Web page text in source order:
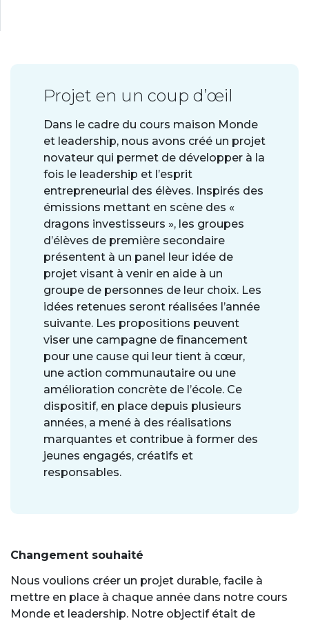
Projet en un coup d’œil
Dans le cadre du cours maison Monde
et leadership, nous avons créé un projet
novateur qui permet de développer à la
fois le leadership et l’esprit
entrepreneurial des élèves. Inspirés des
émissions mettant en scène des «
dragons investisseurs », les groupes
d’élèves de première secondaire
présentent à un panel leur idée de
projet visant à venir en aide à un
groupe de personnes de leur choix. Les
idées retenues seront réalisées l’année
suivante. Les propositions peuvent
viser une campagne de financement
pour une cause qui leur tient à cœur,
une action communautaire ou une
amélioration concrète de l’école. Ce
dispositif, en place depuis plusieurs
années, a mené à des réalisations
marquantes et contribue à former des
jeunes engagés, créatifs et
responsables.
Changement souhaité
Nous voulions créer un projet durable, facile à
mettre en place à chaque année dans notre cours
Monde et leadership. Notre objectif était de